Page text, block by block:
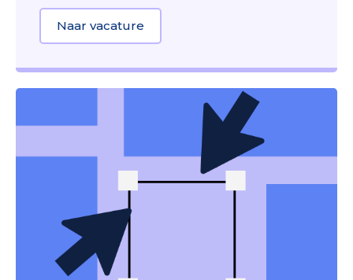
Naar vacature